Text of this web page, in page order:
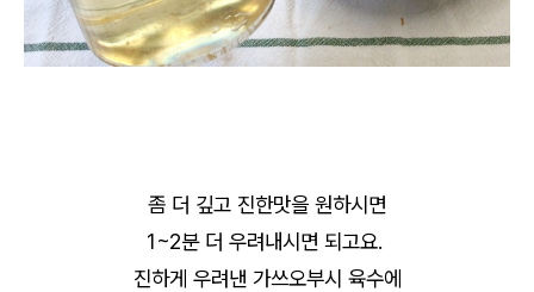
좀 더 깊고 진한맛을 원하시면
1~2분 더 우려내시면 되고요.
진하게 우려낸 가쓰오부시 육수에